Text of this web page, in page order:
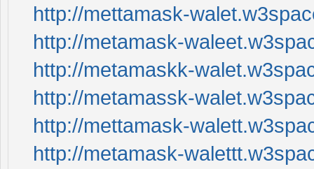
http://mettamask-
http://metamask-
http://metamaskk-
http://metamassk-
http://mettamask-
http://metamask-